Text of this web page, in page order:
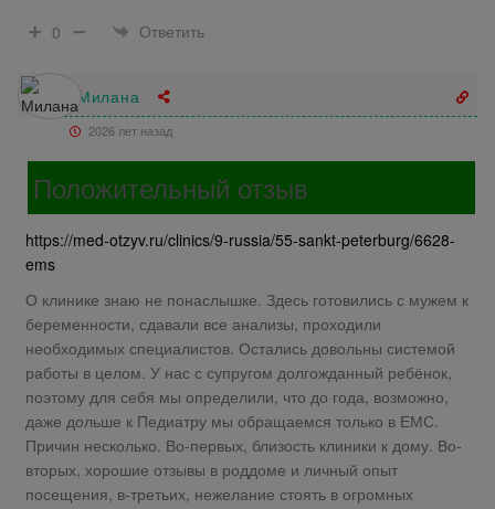
0
Ответить
Милана
2026 лет назад
Положительный отзыв
https://med-otzyv.ru/clinics/9-russia/55-sankt-peterburg/6628-
ems
О клинике знаю не понаслышке. Здесь готовились с мужем к
беременности, сдавали все анализы, проходили
необходимых специалистов. Остались довольны системой
работы в целом. У нас с супругом долгожданный ребёнок,
поэтому для себя мы определили, что до года, возможно,
даже дольше к Педиатру мы обращаемся только в ЕМС.
Причин несколько. Во-первых, близость клиники к дому. Во-
вторых, хорошие отзывы в роддоме и личный опыт
посещения, в-третьих, нежелание стоять в огромных